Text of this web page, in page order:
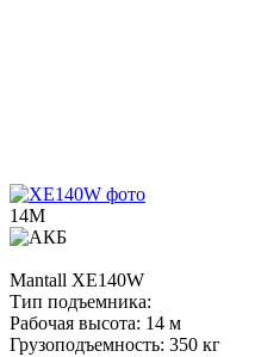
14М
Mantall XE140W
Тип подъемника:
Рабочая высота: 14 м
Грузоподъемность: 350 кг